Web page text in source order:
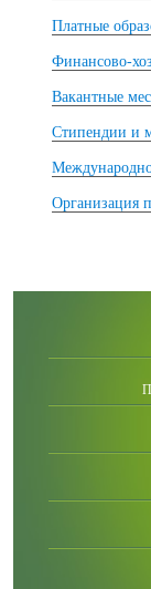
Платные
Финансово-
Вакантные
Стипендии и
Организация